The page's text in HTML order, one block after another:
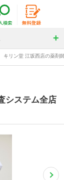
リン堂 江坂西店の薬剤
システム全店